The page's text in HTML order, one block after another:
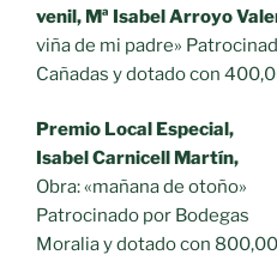
venil, Mª Isabel Arroyo
viña de mi padre»
Cañadas y dotado con
Premio Local Especial,
Isabel Carnicell Martín,
Obra: «mañana de otoño»
Patrocinado por Bodegas
Moralia y dotado con 800,00